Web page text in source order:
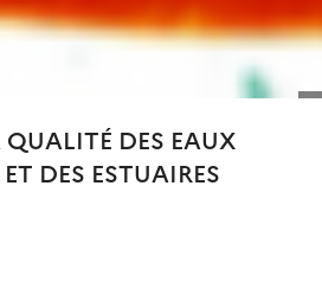
DES EAUX
DES ESTUAIRES